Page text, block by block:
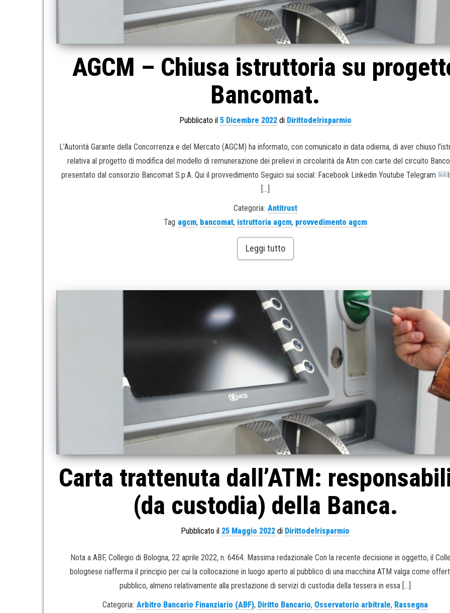
AGCM – Chiusa istruttoria su
Bancomat.
Pubblicato il 5 Dicembre 2022di Dirittodelrisparmio
L’Autorità Garante della Concorrenza e del Mercato (AGCM) ha informato, con comunicato in data odierna, di aver chiuso
relativa al progetto di modifica del modello di remunerazione dei prelievi in circolarità da Atm con carte del circuito
presentato dal consorzio Bancomat S.p.A. Qui il provvedimento Seguici sui social: Facebook Linkedin Youtube Telegram
[…]
Categoria: Antitrust
Tag agcm, bancomat, istruttoria agcm, provvedimento agcm
Leggi tutto
Carta trattenuta dall’ATM:
(da custodia) della Banca.
Pubblicato il 25 Maggio 2022 di Dirittodelrisparmio
Nota a ABF, Collegio di Bologna, 22 aprile 2022, n. 6464. Massima redazionale Con la recente decisione in oggetto, il
bolognese riafferma il principio per cui la collocazione in luogo aperto al pubblico di una macchina ATM valga come
pubblico, almeno relativamente alla prestazione di servizi di custodia della tessera in essa […]
Categoria: Arbitro Bancario Finanziario (ABF), Diritto Bancario, Osservatorio arbitrale, Rassegna